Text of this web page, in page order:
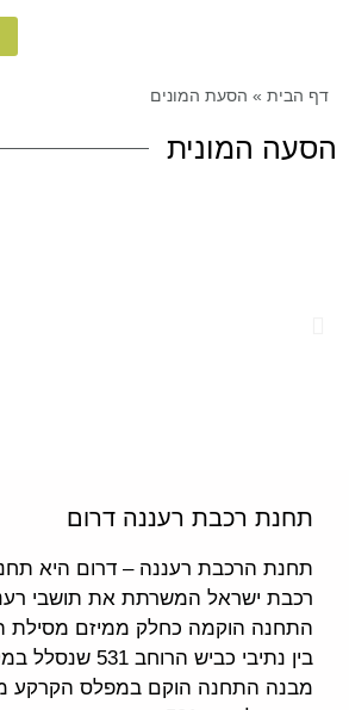
דף הבית » הסעת המונים
הסעה המונית
תחנת רכבת רעננה דרום
תחנת הרכבת רעננה – דרום היא
רכבת ישראל המשרתת את תושבי
התחנה הוקמה כחלק ממיזם מסילת
בין נתיבי כביש